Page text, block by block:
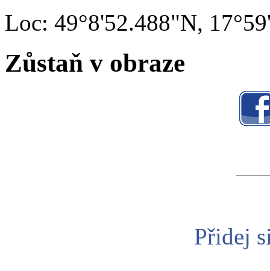
Loc: 49°8'52.488"N,
Zůstaň v obraze
Přidej